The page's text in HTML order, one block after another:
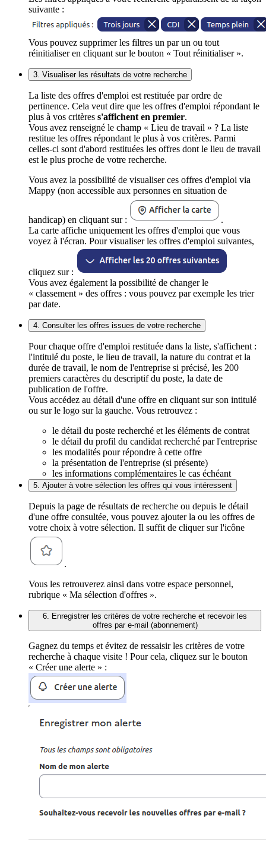
suivante :
Vous pouvez supprimer les filtres un par un ou tout
réinitialiser en cliquant sur le bouton « Tout réinitialiser ».
3. Visualiser les résultats de votre recherche
La liste des offres d'emploi est restituée par ordre de
pertinence. Cela veut dire que les offres d'emploi répondant le
plus à vos critères s'affichent en premier.
Vous avez renseigné le champ « Lieu de travail » ? La liste
restitue les offres répondant le plus à vos critères. Parmi
celles-ci sont d'abord restituées les offres dont le lieu de travail
est le plus proche de votre recherche.
Vous avez la possibilité de visualiser ces offres d'emploi via
Mappy (non accessible aux personnes en situation de
handicap) en cliquant sur :
.
La carte affiche uniquement les offres d'emploi que vous
voyez à l'écran. Pour visualiser les offres d'emploi suivantes,
cliquez sur :
Vous avez également la possibilité de changer le
« classement » des offres : vous pouvez par exemple les trier
par date.
4. Consulter les offres issues de votre recherche
Pour chaque offre d'emploi restituée dans la liste, s'affichent :
l'intitulé du poste, le lieu de travail, la nature du contrat et la
durée de travail, le nom de l'entreprise si précisé, les 200
premiers caractères du descriptif du poste, la date de
publication de l'offre.
Vous accédez au détail d'une offre en cliquant sur son intitulé
ou sur le logo sur la gauche. Vous retrouvez :
le détail du poste recherché et les éléments de contrat
le détail du profil du candidat recherché par l'entreprise
les modalités pour répondre à cette offre
la présentation de l'entreprise (si présente)
les informations complémentaires le cas échéant
5. Ajouter à votre sélection les offres qui vous intéressent
Depuis la page de résultats de recherche ou depuis le détail
d'une offre consultée, vous pouvez ajouter la ou les offres de
votre choix à votre sélection. Il suffit de cliquer sur l'icône
.
Vous les retrouverez ainsi dans votre espace personnel,
rubrique « Ma sélection d'offres ».
6. Enregistrer les critères de votre recherche et recevoir les
offres par e-mail (abonnement)
Gagnez du temps et évitez de ressaisir les critères de votre
recherche à chaque visite ! Pour cela, cliquez sur le bouton
« Créer une alerte » :